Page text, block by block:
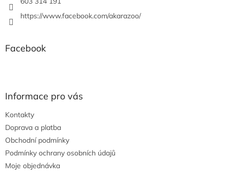
https://www.facebook.com/akarazoo/
Facebook
Informace pro vás
Kontakty
Doprava a platba
Obchodní podmínky
Podmínky ochrany osobních údajů
Moje objednávka